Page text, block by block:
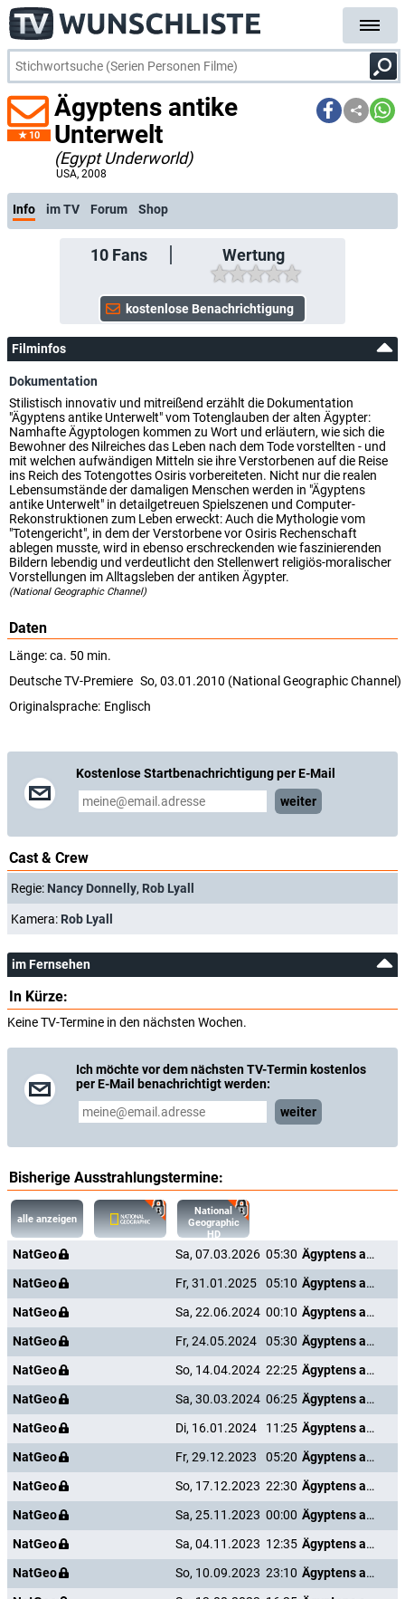
10
Ägyptens antike
Unterwelt
(Egypt Underworld)
USA, 2008
Info im TV Forum Shop
10Fans Wertung
Filminfos
Dokumentation
Stilistisch innovativ und mitreißend erzählt die Dokumentation
"Ägyptens antike Unterwelt" vom Totenglauben der alten Ägypter:
Namhafte Ägyptologen kommen zu Wort und erläutern, wie sich die
Bewohner des Nilreiches das Leben nach dem Tode vorstellten - und
mit welchen aufwändigen Mitteln sie ihre Verstorbenen auf die Reise
ins Reich des Totengottes Osiris vorbereiteten. Nicht nur die realen
Lebensumstände der damaligen Menschen werden in "Ägyptens
antike Unterwelt" in detailgetreuen Spielszenen und Computer-
Rekonstruktionen zum Leben erweckt: Auch die Mythologie vom
"Totengericht", in dem der Verstorbene vor Osiris Rechenschaft
ablegen musste, wird in ebenso erschreckenden wie faszinierenden
Bildern lebendig und verdeutlicht den Stellenwert religiös-moralischer
Vorstellungen im Alltagsleben der antiken Ägypter.
(National Geographic Channel)
Daten
Länge: ca. 50 min.
Deutsche TV-Premiere So, 03.01.2010 (National Geographic Channel)
Originalsprache: Englisch
Kostenlose Startbenachrichtigung per E-Mail
weiter
Cast & Crew
Regie: Nancy Donnelly, Rob Lyall
Kamera: Rob Lyall
im Fernsehen
In Kürze:
Keine TV-Termine in den nächsten Wochen.
Ich möchte vor dem nächsten TV-Termin kostenlos
per E-Mail benachrichtigt werden:
weiter
Bisherige Ausstrahlungstermine:
alle anzeigen
National
Geographic
HD
NatGeo Sa, 07.03.2026 05:30
Ägyptens antike Unterwelt
NatGeo
Fr, 31.01.2025 05:10
Ägyptens antike Unterwelt
NatGeo
Sa, 22.06.2024 00:10
Ägyptens antike Unterwelt
NatGeo
Fr, 24.05.2024 05:30
Ägyptens antike Unterwelt
NatGeo
So, 14.04.2024 22:25
Ägyptens antike Unterwelt
NatGeo
Sa, 30.03.2024 06:25
Ägyptens antike Unterwelt
NatGeo
Di, 16.01.2024 11:25
Ägyptens antike Unterwelt
NatGeo
Fr, 29.12.2023 05:20
Ägyptens antike Unterwelt
NatGeo
So, 17.12.2023 22:30
Ägyptens antike Unterwelt
NatGeo
Sa, 25.11.2023 00:00
Ägyptens antike Unterwelt
NatGeo
Sa, 04.11.2023 12:35
Ägyptens antike Unterwelt
NatGeo
So, 10.09.2023 23:10
Ägyptens antike Unterwelt